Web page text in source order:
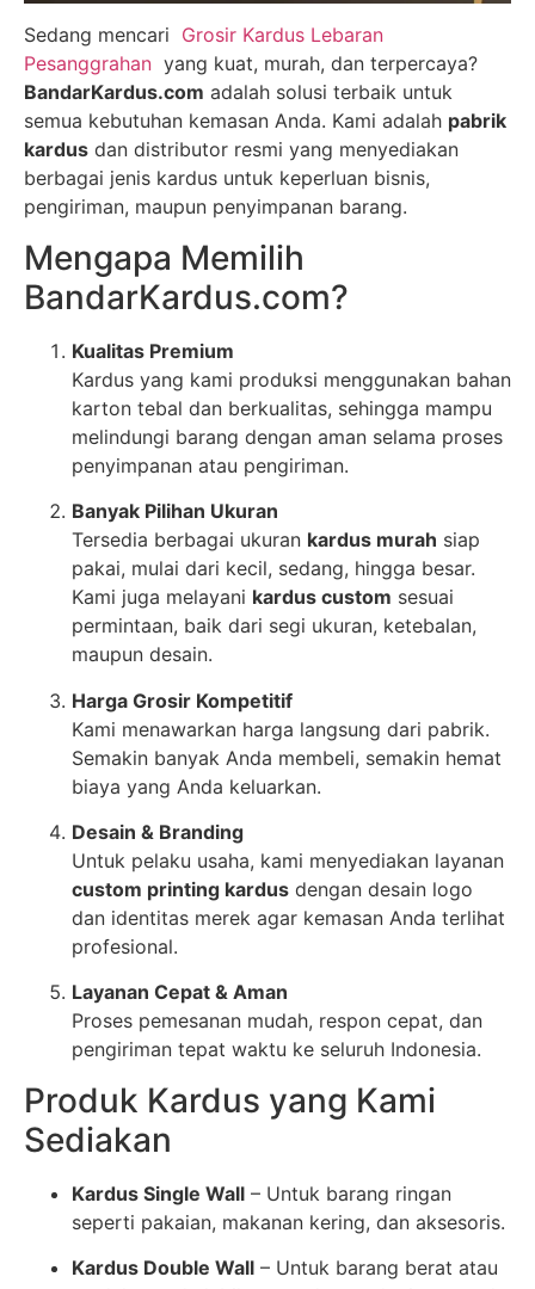
Sedang mencari Grosir Kardus Lebaran
Pesanggrahan yang kuat, murah, dan terpercaya?
BandarKardus.com adalah solusi terbaik untuk
semua kebutuhan kemasan Anda. Kami adalah pabrik
kardus dan distributor resmi yang menyediakan
berbagai jenis kardus untuk keperluan bisnis,
pengiriman, maupun penyimpanan barang.
Mengapa Memilih
BandarKardus.com?
Kualitas Premium
Kardus yang kami produksi menggunakan bahan
karton tebal dan berkualitas, sehingga mampu
melindungi barang dengan aman selama proses
penyimpanan atau pengiriman.
Banyak Pilihan Ukuran
Tersedia berbagai ukuran kardus murah siap
pakai, mulai dari kecil, sedang, hingga besar.
Kami juga melayani kardus custom sesuai
permintaan, baik dari segi ukuran, ketebalan,
maupun desain.
Harga Grosir Kompetitif
Kami menawarkan harga langsung dari pabrik.
Semakin banyak Anda membeli, semakin hemat
biaya yang Anda keluarkan.
Desain & Branding
Untuk pelaku usaha, kami menyediakan layanan
custom printing kardus dengan desain logo
dan identitas merek agar kemasan Anda terlihat
profesional.
Layanan Cepat & Aman
Proses pemesanan mudah, respon cepat, dan
pengiriman tepat waktu ke seluruh Indonesia.
Produk Kardus yang Kami
Sediakan
Kardus Single Wall – Untuk barang ringan
seperti pakaian, makanan kering, dan aksesoris.
Kardus Double Wall – Untuk barang berat atau